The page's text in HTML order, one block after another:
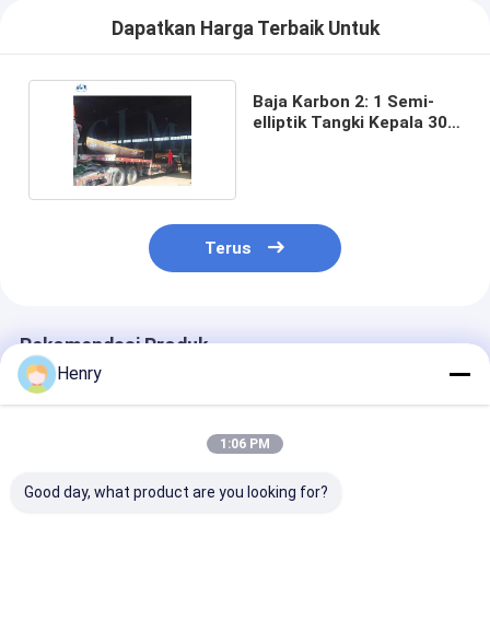
Dapatkan Harga Terbaik Untuk
Baja Karbon 2: 1 Semi-
elliptik Tangki Kepala 30-
Terus
Rekomendasi Produk
Henry
1:06 PM
Good day, what product are you looking for?